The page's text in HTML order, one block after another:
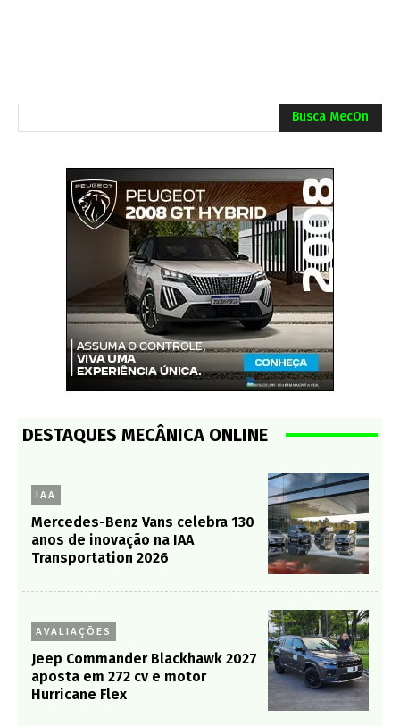
Busca MecOn
DESTAQUES MECÂNICA ONLINE
IAA
Mercedes-Benz Vans celebra 130
anos de inovação na IAA
Transportation 2026
AVALIAÇÕES
Jeep Commander Blackhawk 2027
aposta em 272 cv e motor
Hurricane Flex